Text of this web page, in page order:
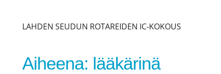
LAHDEN SEUDUN ROTAREIDEN IC-KOKOUS
Aiheena: lääkärinä